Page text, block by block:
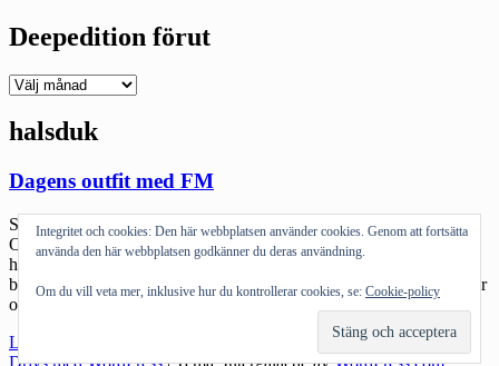
Deepedition förut
Deepedition
halsduk
Dagens outfit med FM
Så har man begått premiär på den välkända och ökända Dagens
Outfit av @fm. Jag har skrivit om det tidigare och du kan kolla in
hans FB för fler exempel. Enligt många är vi lika, enligt vissa
beroende på den lätt galna blicken som båda äger… En fundering är
om vi män blir lika när […]
Läs mer
outfit
Drivs med WordPress |Tema: Intergalactic avWordPress.com.
Integritet och cookies: Den här webbplatsen använder cookies. Genom att fortsätta
använda den här webbplatsen godkänner du deras användning.
Om du vill veta mer, inklusive hur du kontrollerar cookies, se: Cookie-policy